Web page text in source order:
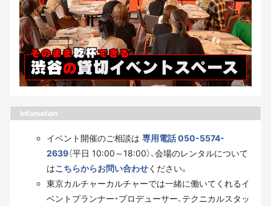
Infomation
イベント開催のご相談は 専用電話 050-5574-
2639（平日 10:00～18:00）、会場のレンタルについて
はこちらからお問い合わせください。
東京カルチャーカルチャーでは一緒に働いてくれるイ
ベントプランナー・プロデューサー、テクニカルスタッ